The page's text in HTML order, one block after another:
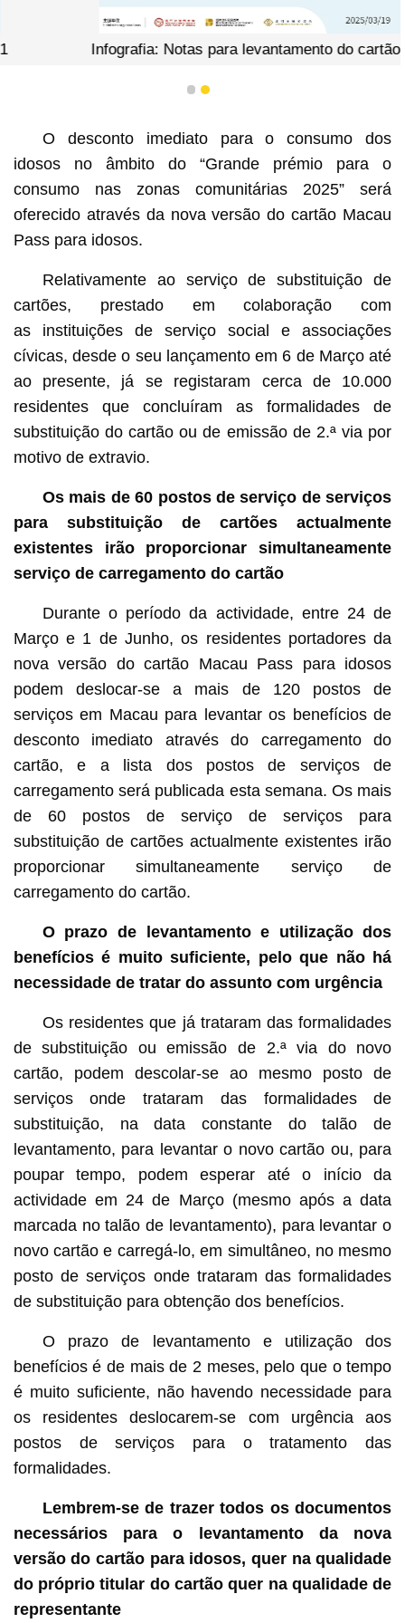
Infografia: Notas para levantamento do cartão 2
1 2
O desconto imediato para o consumo dos
idosos no âmbito do “Grande prémio para o
consumo nas zonas comunitárias 2025” será
oferecido através da nova versão do cartão Macau
Pass para idosos.
Relativamente ao serviço de substituição de
cartões, prestado em colaboração com
as instituições de serviço social e associações
cívicas, desde o seu lançamento em 6 de Março até
ao presente, já se registaram cerca de 10.000
residentes que concluíram as formalidades de
substituição do cartão ou de emissão de 2.ª via por
motivo de extravio.
Os mais de 60 postos de serviço de serviços
para substituição de cartões actualmente
existentes irão proporcionar simultaneamente
serviço de carregamento do cartão
Durante o período da actividade, entre 24 de
Março e 1 de Junho, os residentes portadores da
nova versão do cartão Macau Pass para idosos
podem deslocar-se a mais de 120 postos de
serviços em Macau para levantar os benefícios de
desconto imediato através do carregamento do
cartão, e a lista dos postos de serviços de
carregamento será publicada esta semana. Os mais
de 60 postos de serviço de serviços para
substituição de cartões actualmente existentes irão
proporcionar simultaneamente serviço de
carregamento do cartão.
O prazo de levantamento e utilização dos
benefícios é muito suficiente, pelo que não há
necessidade de tratar do assunto com urgência
Os residentes que já trataram das formalidades
de substituição ou emissão de 2.ª via do novo
cartão, podem descolar-se ao mesmo posto de
serviços onde trataram das formalidades de
substituição, na data constante do talão de
levantamento, para levantar o novo cartão ou, para
poupar tempo, podem esperar até o início da
actividade em 24 de Março (mesmo após a data
marcada no talão de levantamento), para levantar o
novo cartão e carregá-lo, em simultâneo, no mesmo
posto de serviços onde trataram das formalidades
de substituição para obtenção dos benefícios.
O prazo de levantamento e utilização dos
benefícios é de mais de 2 meses, pelo que o tempo
é muito suficiente, não havendo necessidade para
os residentes deslocarem-se com urgência aos
postos de serviços para o tratamento das
formalidades.
Lembrem-se de trazer todos os documentos
necessários para o levantamento da nova
versão do cartão para idosos, quer na qualidade
do próprio titular do cartão quer na qualidade de
representante